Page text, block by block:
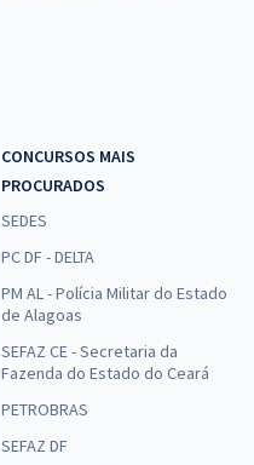
CONCURSOS MAIS
PROCURADOS
SEDES
PC DF - DELTA
PM AL - Polícia Militar do Estado
de Alagoas
SEFAZ CE - Secretaria da
Fazenda do Estado do Ceará
PETROBRAS
SEFAZ DF